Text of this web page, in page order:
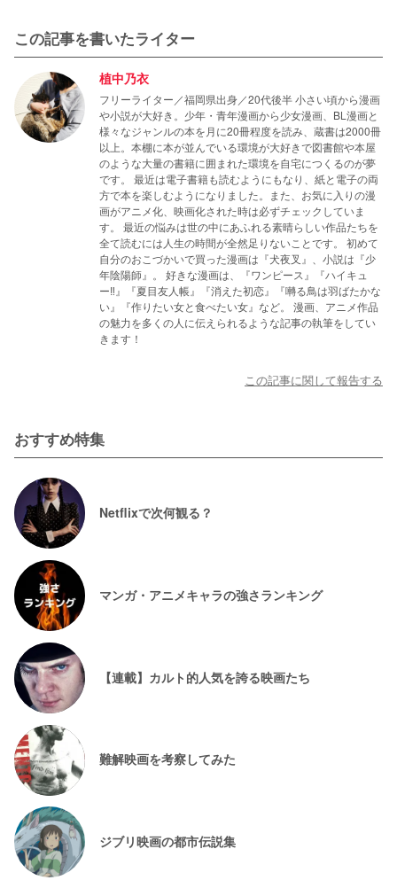
この記事を書いたライター
植中乃衣
フリーライター／福岡県出身／20代後半 小さい頃から漫画
や小説が大好き。少年・青年漫画から少女漫画、BL漫画と
様々なジャンルの本を月に20冊程度を読み、蔵書は2000冊
以上。本棚に本が並んでいる環境が大好きで図書館や本屋
のような大量の書籍に囲まれた環境を自宅につくるのが夢
です。 最近は電子書籍も読むようにもなり、紙と電子の両
方で本を楽しむようになりました。また、お気に入りの漫
画がアニメ化、映画化された時は必ずチェックしていま
す。 最近の悩みは世の中にあふれる素晴らしい作品たちを
全て読むには人生の時間が全然足りないことです。 初めて
自分のおこづかいで買った漫画は『犬夜叉』、小説は『少
年陰陽師』。 好きな漫画は、『ワンピース』『ハイキュ
ー‼』『夏目友人帳』『消えた初恋』『囀る鳥は羽ばたかな
い』『作りたい女と食べたい女』など。 漫画、アニメ作品
の魅力を多くの人に伝えられるような記事の執筆をしてい
きます！
この記事に関して報告する
おすすめ特集
Netflixで次何観る？
マンガ・アニメキャラの強さランキング
【連載】カルト的人気を誇る映画たち
難解映画を考察してみた
ジブリ映画の都市伝説集